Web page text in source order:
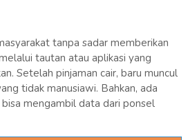
tanpa sadar memberikan
tautan atau aplikasi yang
Setelah pinjaman cair, baru muncul
tidak manusiawi. Bahkan, ada
mengambil data dari ponsel